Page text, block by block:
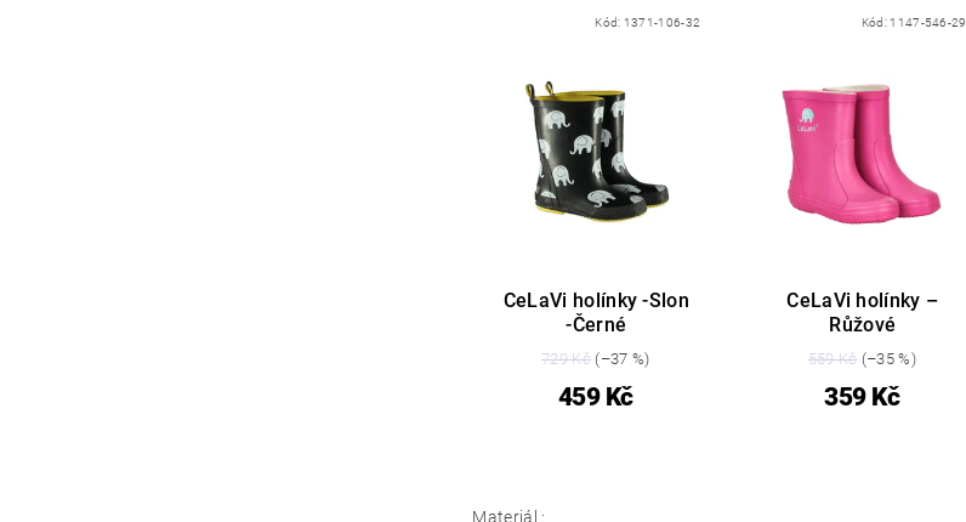
Kód: 1371-106-32
CeLaVi holínky -Slon
-Černé
729 Kč (–37 %)
459 Kč
Kód: 1147-546-29
CeLaVi holínky –
Růžové
559 Kč(–35 %)
359 Kč
Materiál :